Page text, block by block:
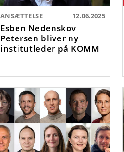
ANSÆTTELSE 12.06.2025
Esben Nedenskov
Petersen bliver ny
institutleder på KOMM